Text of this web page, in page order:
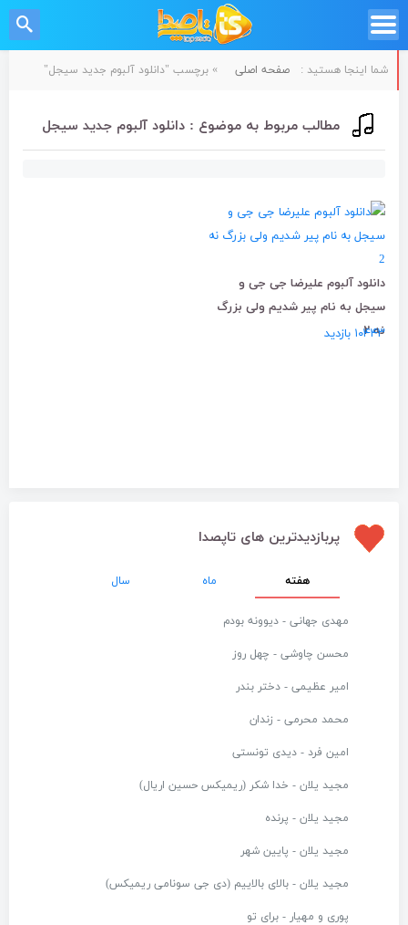
شما اینجا هستید : صفحه اصلی » برچسب "دانلود آلبوم جدید سیجل"
مطالب مربوط به موضوع : دانلود آلبوم جدید سیجل
دانلود آلبوم علیرضا جی جی و
سیجل به نام پیر شدیم ولی بزرگ
نه ۲
۱۰۴۴۳ بازدید
پربازدیدترین های تاپصدا
هفته ماه سال
مهدی جهانی - دیوونه بودم
محسن چاوشی - چهل روز
امیر عظیمی - دختر بندر
محمد محرمی - زندان
امین فرد - دیدی تونستی
مجید یلان - خدا شکر (ریمیکس حسین اریال)
مجید یلان - پرنده
مجید یلان - پایین شهر
مجید یلان - بالای بالاییم (دی جی سونامی ریمیکس)
پوری و مهیار - برای تو